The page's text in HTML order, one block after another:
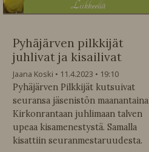
Liikkeellä
Pyhäjärven pilkkijät
juhlivat ja kisailivat
Jaana Koski 11.4.2023
19:10
Pyhäjärven Pilkkijät kutsuivat
seuransa jäsenistön maanantaina
Kirkonrantaan juhlimaan talven
upeaa kisamenestystä. Samalla
kisattiin seuranmestaruudesta.